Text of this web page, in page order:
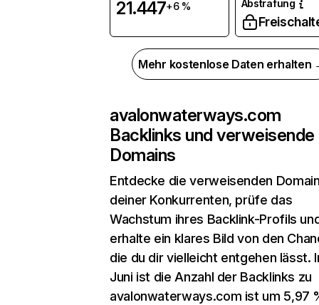
21.447+6 % Abstrafung
Mehr kostenlose Daten erhalten
avalonwaterways.com
Backlinks und verweisende
Domains
Entdecke die verweisenden
deiner Konkurrenten, prüfe das
Wachstum ihres Backlink-Profils
erhalte ein klares Bild von den
die du dir vielleicht entgehen lässt.
Juni ist die Anzahl der Backlinks zu
avalonwaterways.com ist um 5,97